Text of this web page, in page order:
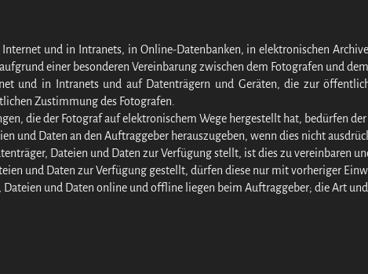
und in Intranets, in Online-Datenbanken, in elektronischen
einer besonderen Vereinbarung zwischen dem Fotografen und
und in Intranets und auf Datenträgern und Geräten, die zur
Zustimmung des Fotografen.
die der Fotograf auf elektronischem Wege hergestellt hat, bedürfen
und Daten an den Auftraggeber herauszugeben, wenn dies nicht
Dateien und Daten zur Verfügung stellt, ist dies zu vereinbaren
und Daten zur Verfügung gestellt, dürfen diese nur mit vorheriger
Dateien und Daten online und offline liegen beim Auftraggeber; die Art